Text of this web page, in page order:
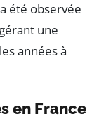
été observée
une
années à
en France